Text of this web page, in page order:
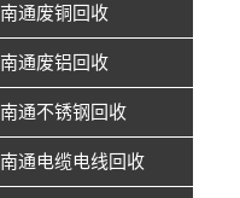
南通废铜回收
南通废铝回收
南通不锈钢回收
南通电缆电线回收